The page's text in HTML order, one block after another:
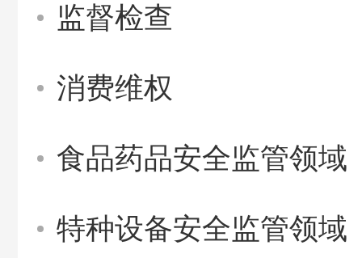
监督检查
消费维权
食品药品安全监管领域
特种设备安全监管领域